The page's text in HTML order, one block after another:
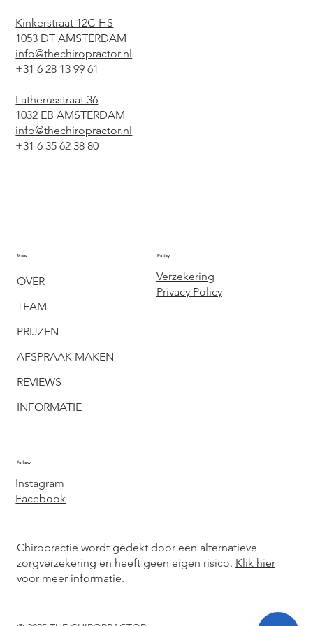
Kinkerstraat 12C-HS
1053 DT AMSTERDAM
info@thechiropractor.nl
+31 6 28 13 99 61
Latherusstraat 36
1032 EB AMSTERDAM
info@thechiropractor.nl
+31 6 35 62 38 80
Menu
OVER
TEAM
PRIJZEN
AFSPRAAK MAKEN
REVIEWS
INFORMATIE
Policy
Verzekering
Privacy Policy
Follow
Instagram
Facebook
Chiropractie wordt gedekt door een alternatieve
zorgverzekering en heeft geen eigen risico. Klik hier
voor meer informatie.